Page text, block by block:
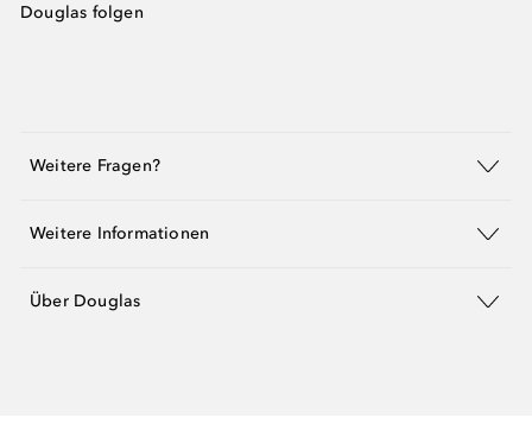
Douglas folgen
Weitere Fragen?
Weitere Informationen
Über Douglas